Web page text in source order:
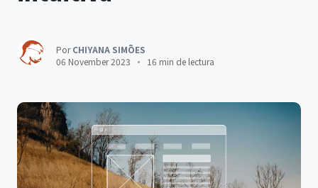
PorCHIYANA SIMÕES
06 November 2023
16 min de lectura